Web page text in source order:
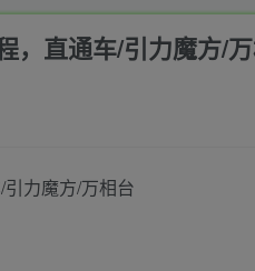
，直通车/引力魔方/
力魔方/万相台